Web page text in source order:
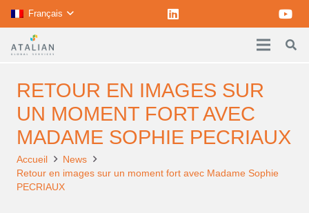
Français
RETOUR EN IMAGES SUR
UN MOMENT FORT AVEC
MADAME SOPHIE PECRIAUX
Accueil
News
Retour en images sur un moment fort avec Madame Sophie
PECRIAUX